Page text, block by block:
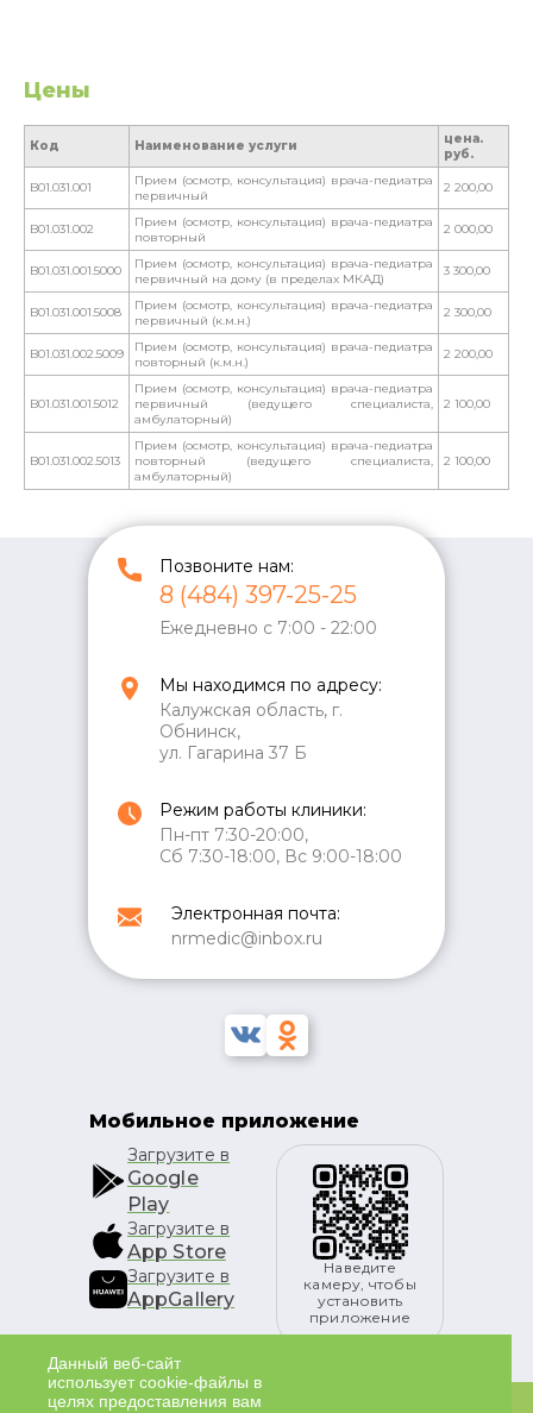
Цены
Код Наименование услуги
цена.
руб.
B01.031.001
Прием (осмотр, консультация) врача-педиатра
первичный
2 200,00
B01.031.002
Прием (осмотр, консультация) врача-педиатра
повторный
2 000,00
B01.031.001.5000
Прием (осмотр, консультация) врача-педиатра
первичный на дому (в пределах МКАД)
3 300,00
B01.031.001.5008
Прием (осмотр, консультация) врача-педиатра
первичный (к.м.н.)
2 300,00
B01.031.002.5009
Прием (осмотр, консультация) врача-педиатра
повторный (к.м.н.)
2 200,00
B01.031.001.5012
Прием (осмотр, консультация) врача-педиатра
первичный (ведущего специалиста,
амбулаторный)
2 100,00
B01.031.002.5013
Прием (осмотр, консультация) врача-педиатра
повторный (ведущего специалиста,
амбулаторный)
2 100,00
Позвоните нам:
8 (484) 397-25-25
Ежедневно с 7:00 - 22:00
Мы находимся по адресу:
Калужская область, г.
Обнинск,
ул. Гагарина 37 Б
Режим работы клиники:
Пн-пт 7:30-20:00,
Сб 7:30-18:00, Вс 9:00-18:00
Электронная почта:
nrmedic@inbox.ru
Мобильное приложение
Загрузите в
Google
Play
Загрузите в
App Store
Загрузите в
AppGallery
Наведите
камеру, чтобы
установить
приложение
Данный веб-сайт
использует cookie-файлы в
целях предоставления вам